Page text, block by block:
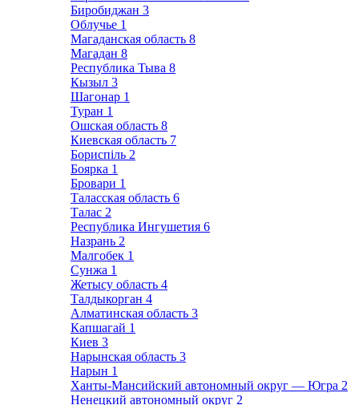
Биробиджан 3
Облучье 1
Магаданская область 8
Магадан 8
Республика Тыва 8
Кызыл 3
Шагонар 1
Туран 1
Ошская область 8
Киевская область 7
Бориспіль 2
Боярка 1
Бровари 1
Таласская область 6
Талас 2
Республика Ингушетия 6
Назрань 2
Малгобек 1
Сунжа 1
Жетысу область 4
Талдыкорган 4
Алматинская область 3
Капшагай 1
Киев 3
Нарынская область 3
Нарын 1
Ханты-Мансийский автономный округ — Югра 2
Ненецкий автономный округ 2